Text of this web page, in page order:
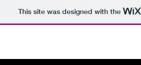
This site was designed with the